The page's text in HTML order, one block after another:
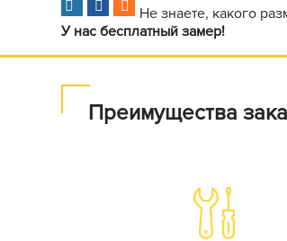
Не знаете, какого
У нас бесплатный замер!
Преимущества